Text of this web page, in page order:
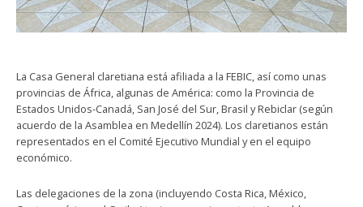
La Casa General claretiana está afiliada a la FEBIC, así como unas
provincias de África, algunas de América: como la Provincia de
Estados Unidos-Canadá, San José del Sur, Brasil y Rebiclar (según
acuerdo de la Asamblea en Medellín 2024). Los claretianos están
representados en el Comité Ejecutivo Mundial y en el equipo
económico.
Las delegaciones de la zona (incluyendo Costa Rica, México,